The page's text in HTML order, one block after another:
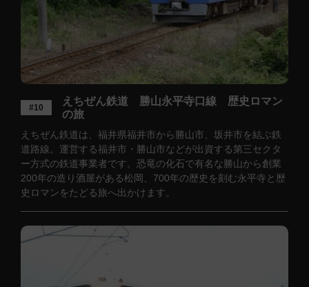
#10
えちぜん鉄道 勝山永平寺口線 歴史ロマン
の旅
えちぜん鉄道は、福井県福井市から勝山市、坂井市を結ぶ鉄
道路線。運営する福井市・勝山市などが出資する第三セクタ
ー方式の鉄道事業者です。恐竜の化石で有名な勝山から創業
200年の造り酒屋がある松岡、700年の歴史を刻む永平寺と歴
史ロマンをたどる旅へ出かけます。